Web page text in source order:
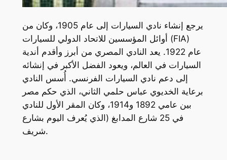
يرجع إنشاء نادي السيارات إلى عام 1905، وكان من
أوائل المؤسسين للاتحاد الدولي للسيارات (FIA)
عام 1922. يعد النادي المصري من أبرز وأقدم أندية
السيارات في العالم، ويعود الفضل الأكبر في إنشائه
إلى دعم نادي السيارات الفرنسي. أُسس النادي
برعاية الخديوي عباس حلمي الثاني، الذي حكم مصر
بين عامي 1892 و1914، وكان المقر الأول للنادي
في 25 شارع المدابغ (الذي يُعرف اليوم بشارع
شريف.